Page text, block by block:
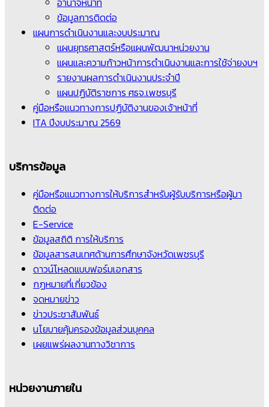
ข้อมูลการติดต่อ
แผนการดำเนินงานและงบประมาณ
แผนยุทธศาสตร์หรือแผนพัฒนาหน่วยงาน
แผนและความก้าวหน้าการดำเนินงานและการใช้จ่ายงบฯ
รายงานผลการดำเนินงานประจำปี
แผนปฏิบัติราชการ ศธจ.เพชรบุรี
คู่มือหรือแนวทางการปฏิบัติงานของเจ้าหน้าที่
ITA ปีงบประมาณ 2569
บริการข้อมูล
คู่มือหรือแนวทางการให้บริการสำหรับผู้รับบริการหรือผู้มา
ติดต่อ
E-Service
ข้อมูลสถิติ การให้บริการ
ข้อมูลสารสนเทศด้านการศึกษาจังหวัดเพชรบุรี
ดาวน์โหลดแบบฟอร์มเอกสาร
กฏหมายที่เกี่ยวข้อง
จดหมายข่าว
ข่าวประชาสัมพันธ์
นโยบายคุ้มครองข้อมูลส่วนบุคคล
เผยแพร่ผลงานทางวิชาการ
หน่วยงานภายใน